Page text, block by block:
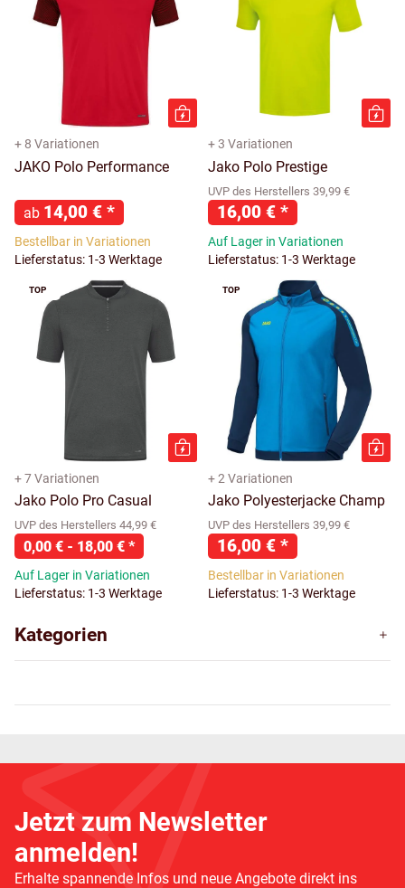
+ 8 Variationen
JAKO Polo Performance
ab 14,00 € *
Bestellbar in Variationen
Lieferstatus: 1-3 Werktage
+ 3 Variationen
Jako Polo Prestige
UVP des Herstellers 39,99 €
16,00 € *
Auf Lager in Variationen
Lieferstatus: 1-3 Werktage
TOP
+ 7 Variationen
Jako Polo Pro Casual
UVP des Herstellers 44,99 €
0,00 € - 18,00 € *
Auf Lager in Variationen
Lieferstatus: 1-3 Werktage
TOP
+ 2 Variationen
Jako Polyesterjacke Champ
UVP des Herstellers 39,99 €
16,00 € *
Bestellbar in Variationen
Lieferstatus: 1-3 Werktage
Kategorien
Jetzt zum Newsletter
anmelden!
Erhalte spannende Infos und neue Angebote direkt ins